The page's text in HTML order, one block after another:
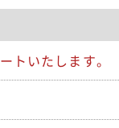
トいたします。